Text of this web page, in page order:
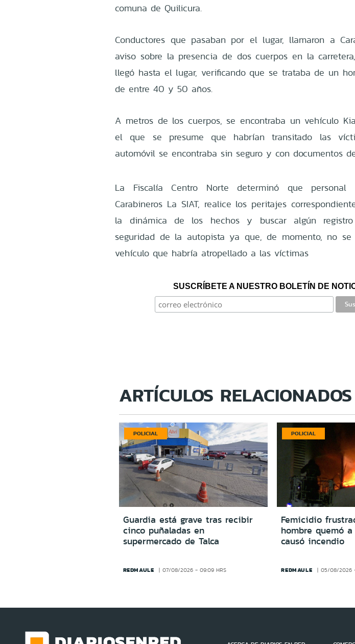
comuna de Quilicura.
Conductores que pasaban por el lugar, llamaron a
aviso sobre la presencia de dos cuerpos en la
llegó hasta el lugar, verificando que se trataba de un
de entre 40 y 50 años.
A metros de los cuerpos, se encontraba un vehículo
el que se presume que habrían transitado las
automóvil se encontraba sin seguro y con documentos
La Fiscalía Centro Norte determinó que personal
Carabineros La SIAT, realice los peritajes
la dinámica de los hechos y buscar algún
seguridad de la autopista ya que, de momento, no
vehículo que habría atropellado a las víctimas
SUSCRÍBETE A NUESTRO BOLETÍN DE
ARTÍCULOS RELACIONADOS
POLICIAL
Guardia está grave tras recibir
cinco puñaladas en
supermercado de Talca
REDMAULE 07/08/2026 - 09:09 HRS
POLICIAL
Femicidio
hombre quemó
causó incendio
REDMAULE 05/08/2026 -